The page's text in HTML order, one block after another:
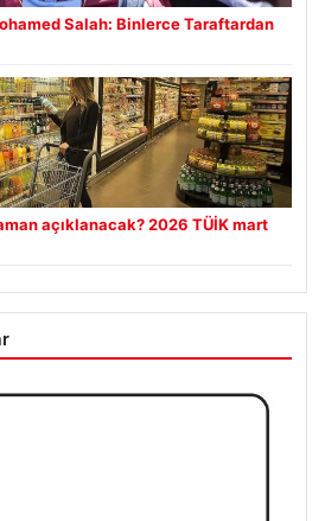
Salah: Binlerce Taraftardan
açıklanacak? 2026 TÜİK mart